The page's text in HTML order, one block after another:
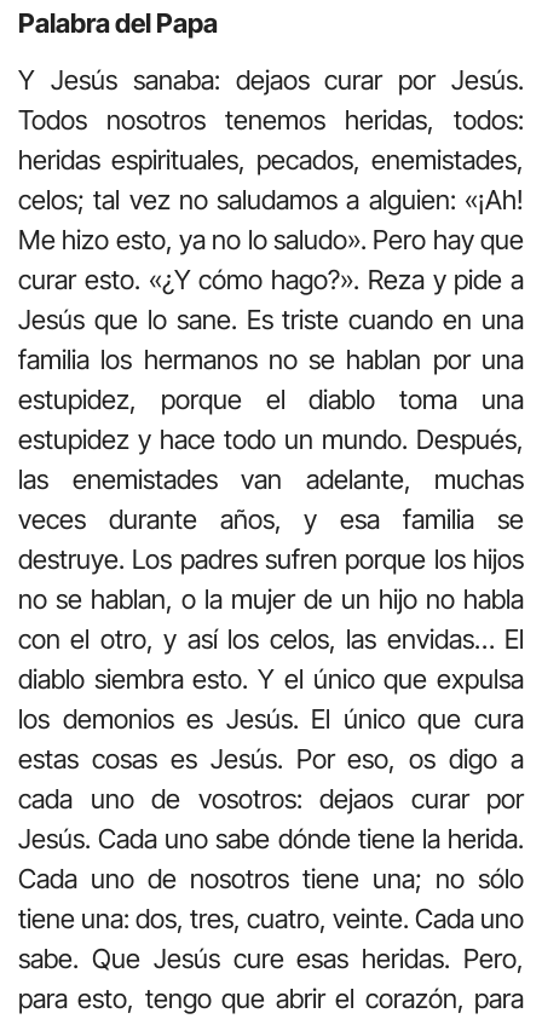
Palabra del Papa
Y Jesús sanaba: dejaos curar por Jesús.
Todos nosotros tenemos heridas, todos:
heridas espirituales, pecados, enemistades,
celos; tal vez no saludamos a alguien: «¡Ah!
Me hizo esto, ya no lo saludo». Pero hay que
curar esto. «¿Y cómo hago?». Reza y pide a
Jesús que lo sane. Es triste cuando en una
familia los hermanos no se hablan por una
estupidez, porque el diablo toma una
estupidez y hace todo un mundo. Después,
las enemistades van adelante, muchas
veces durante años, y esa familia se
destruye. Los padres sufren porque los hijos
no se hablan, o la mujer de un hijo no habla
con el otro, y así los celos, las envidas… El
diablo siembra esto. Y el único que expulsa
los demonios es Jesús. El único que cura
estas cosas es Jesús. Por eso, os digo a
cada uno de vosotros: dejaos curar por
Jesús. Cada uno sabe dónde tiene la herida.
Cada uno de nosotros tiene una; no sólo
tiene una: dos, tres, cuatro, veinte. Cada uno
sabe. Que Jesús cure esas heridas. Pero,
para esto, tengo que abrir el corazón, para